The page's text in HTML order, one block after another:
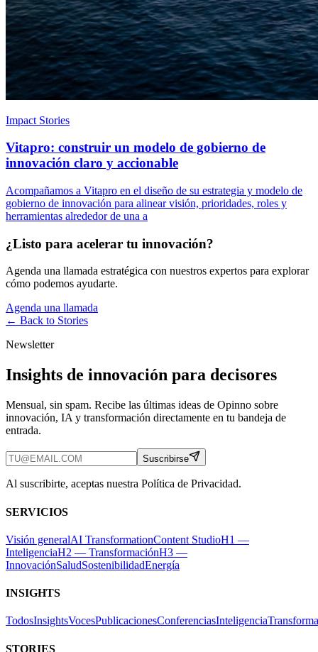
Impact Stories
Vitapro: construir un modelo de gobierno de
innovación claro y accionable
Acompañamos a Vitapro en el diseño de su estrategia y modelo de
gobierno de innovación para alinear visión, prioridades, roles y
herramientas alrededor de una a
¿Listo para acelerar tu innovación?
Agenda una llamada estratégica con nuestros expertos para explorar
cómo podemos ayudarte.
Agenda una llamada
← Back to Stories
Newsletter
Insights de innovación para decisores
Mensual, sin spam. Recibe las últimas ideas de Opinno sobre
innovación, IA y transformación directamente en tu bandeja de
entrada.
Suscribirse
Al suscribirte, aceptas nuestra Política de Privacidad.
SERVICIOS
Visión generalAI TransformationContent StudioH1 —
InteligenciaH2 — TransformaciónH3 —
InnovaciónSaludSostenibilidadEnergía
INSIGHTS
TodosInsightsVocesPublicacionesConferenciasInteligencia
STORIES